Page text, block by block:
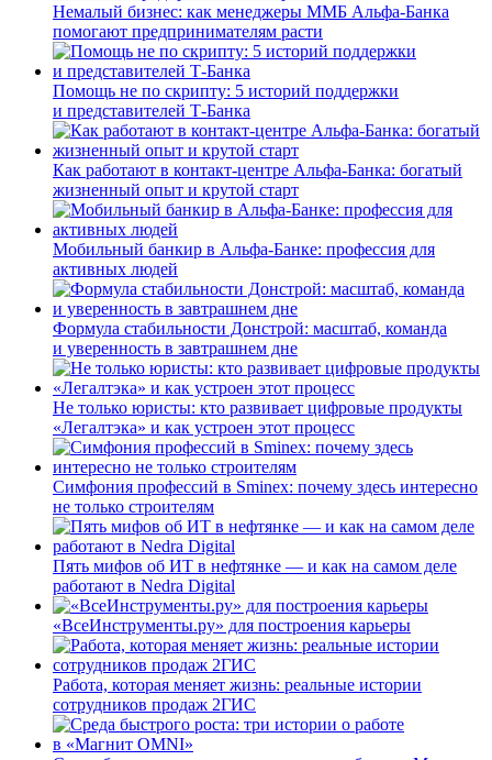
Немалый бизнес: как менеджеры ММБ Альфа-Банка
помогают предпринимателям расти
Помощь не по скрипту: 5 историй поддержки
и представителей Т-Банка
Как работают в контакт-центре Альфа-Банка: богатый
жизненный опыт и крутой старт
Мобильный банкир в Альфа-Банке: профессия для
активных людей
Формула стабильности Донстрой: масштаб, команда
и уверенность в завтрашнем дне
Не только юристы: кто развивает цифровые продукты
«Легалтэка» и как устроен этот процесс
Симфония профессий в Sminex: почему здесь интересно
не только строителям
Пять мифов об ИТ в нефтянке — и как на самом деле
работают в Nedra Digital
«ВсеИнструменты.ру» для построения карьеры
Работа, которая меняет жизнь: реальные истории
сотрудников продаж 2ГИС